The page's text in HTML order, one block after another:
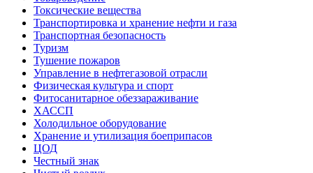
Токсические вещества
Транспортировка и хранение нефти и газа
Транспортная безопасность
Туризм
Тушение пожаров
Управление в нефтегазовой отрасли
Физическая культура и спорт
Фитосанитарное обеззараживание
ХАССП
Холодильное оборудование
Хранение и утилизация боеприпасов
ЦОД
Честный знак